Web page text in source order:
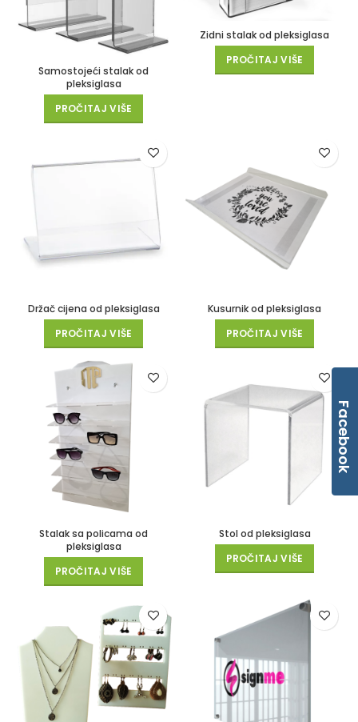
Samostojeći stalak od
pleksiglasa
PROČITAJ VIŠE
Zidni stalak od pleksiglasa
PROČITAJ VIŠE
Držač cijena od pleksiglasa
PROČITAJ VIŠE
Kusurnik od pleksiglasa
PROČITAJ VIŠE
Stalak sa policama od
pleksiglasa
PROČITAJ VIŠE
Stol od pleksiglasa
PROČITAJ VIŠE
Facebook